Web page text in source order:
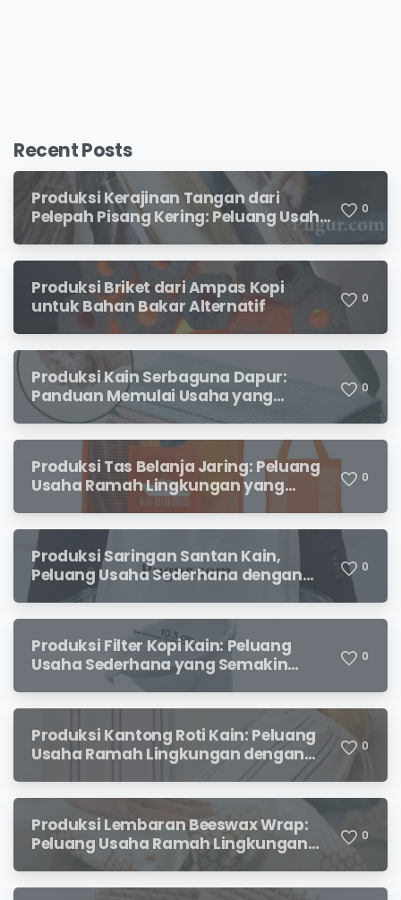
Recent Posts
Produksi Kerajinan Tangan dari
Pelepah Pisang Kering: Peluang Usaha
Kreatif Bernilai Jual
0
Produksi Briket dari Ampas Kopi
untuk Bahan Bakar Alternatif
0
Produksi Kain Serbaguna Dapur:
Panduan Memulai Usaha yang
Menjanjikan untuk Pebisnis Pemula
0
Produksi Tas Belanja Jaring: Peluang
Usaha Ramah Lingkungan yang
0
Produksi Saringan Santan Kain,
Peluang Usaha Sederhana dengan
Permintaan yang Terus Meningkat
0
Produksi Filter Kopi Kain: Peluang
Usaha Sederhana yang Semakin
Diminati Pecinta Kopi
0
Produksi Kantong Roti Kain: Peluang
Usaha Ramah Lingkungan dengan
0
Produksi Lembaran Beeswax Wrap:
Peluang Usaha Ramah Lingkungan
yang Menjanjikan
0